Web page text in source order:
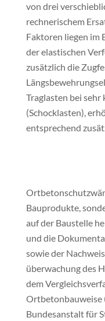
von drei
rechnerischem
Faktoren liegen im
der elastischen
zusätzlich die
Traglasten bei sehr
(Schocklasten),
entsprechend
Bauprodukte,
auf der Baustelle
und die
sowie der
überwachung des
dem
Ortbetonbauweise
Bundesanstalt für